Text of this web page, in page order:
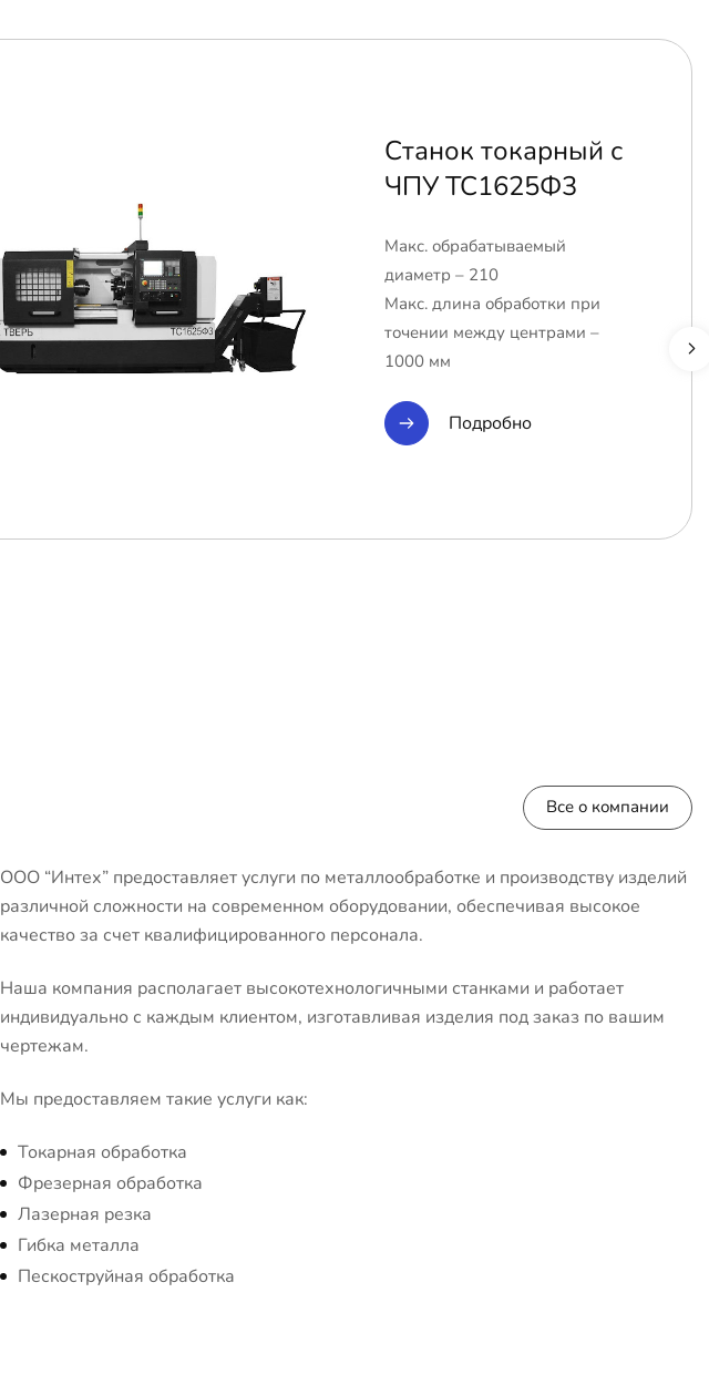
Станок токарный с
ЧПУ ТС1625Ф3
Макс. обрабатываемый
диаметр – 210
Макс. длина обработки при
точении между центрами –
1000 мм
Подробно
Все о компании
ООО “Интех” предоставляет услуги по металлообработке и производству изделий
различной сложности на современном оборудовании, обеспечивая высокое
качество за счет квалифицированного персонала.
Наша компания располагает высокотехнологичными станками и работает
индивидуально с каждым клиентом, изготавливая изделия под заказ по вашим
чертежам.
Мы предоставляем такие услуги как:
Токарная обработка
Фрезерная обработка
Лазерная резка
Гибка металла
Пескоструйная обработка